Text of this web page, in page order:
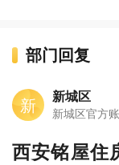
部门回复
新 新城区
新城区官方
西安铭屋住